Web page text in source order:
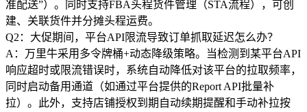
准配送”）。同时支持FBA头程货件管理（STA流程），可创
建、关联货件并分摊头程运费。
Q2：大促期间，平台API限流导致订单抓取延迟怎么办？
A：万里牛采用多令牌桶+动态降级策略。当检测到某平台API
响应超时或限流错误时，系统自动降低对该平台的拉取频率，
同时启动备用通道（如通过平台提供的Report API批量补
拉）。此外，支持店铺授权到期自动续期提醒和手动补拉按